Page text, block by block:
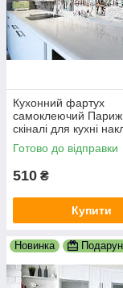
Кухонний фартух
самоклеючий
скіналі для кухні
ПВХ люди
вулиця 600х2000 мм
Готово до відправки
510 ₴
Купити
Новинка